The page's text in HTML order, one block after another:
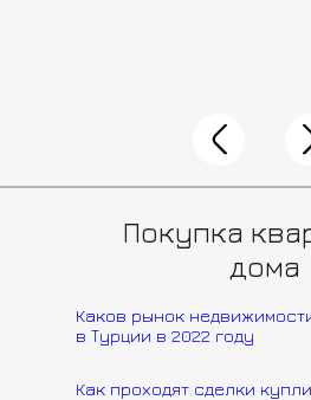
Покупка
дома
Каков рынок
в Турции в 2022 году
Как проходят сделки